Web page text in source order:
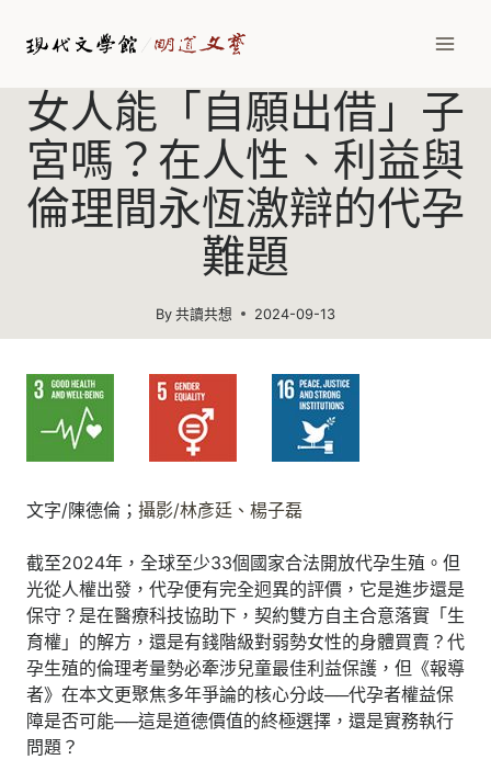
女人能「自願出借」子
宮嗎？在人性、利益與
倫理間永恆激辯的代孕
難題
By 共讀共想 2024-09-13
文字/陳德倫； 攝影/林彥廷、 楊子磊
截至2024年，全球至少33個國家合法開放代孕生殖。但
光從人權出發，代孕便有完全迥異的評價，它是進步還是
保守？是在醫療科技協助下，契約雙方自主合意落實「生
育權」的解方，還是有錢階級對弱勢女性的身體買賣？代
孕生殖的倫理考量勢必牽涉兒童最佳利益保護，但《報導
者》在本文更聚焦多年爭論的核心分歧──代孕者權益保
障是否可能──這是道德價值的終極選擇，還是實務執行
問題？